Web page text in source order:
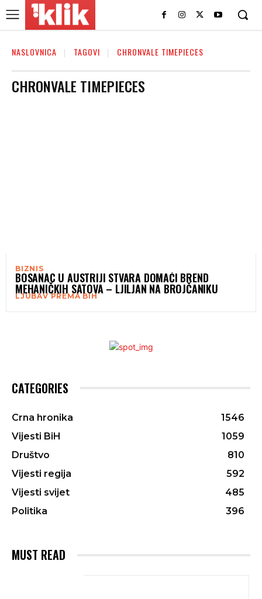
NASLOVNICA TAGOVI CHRONVALE TIMEPIECES
CHRONVALE TIMEPIECES
BIZNIS
BOSANAC U AUSTRIJI STVARA DOMAĆI BREND
MEHANIČKIH SATOVA – LJILJAN NA BROJČANIKU
LJUBAV PREMA BIH
CATEGORIES
Crna hronika
1546
Vijesti BiH
1059
Društvo
810
Vijesti regija
592
Vijesti svijet
485
Politika
396
MUST READ